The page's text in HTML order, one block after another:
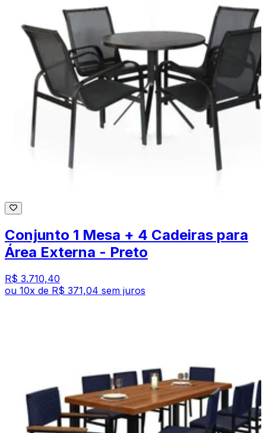
Conjunto 1 Mesa + 4 Cadeiras para
Área Externa - Preto
R$ 3.710,40
ou 10x de R$ 371,04 sem juros